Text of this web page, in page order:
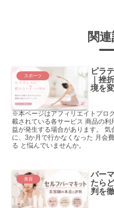
関
スポーツ
ピラ
｜挫
境を
※本ページはアフィリエイトプロ
載されている各サービス 商品の利
益が発生する場合があります。
に、3か月で行かなくなった 月会
る と悩んでいませんか。
美容
パー
たら
判を